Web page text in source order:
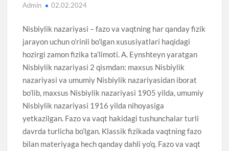
Admin 02.02.2024
Nisbiylik nazariyasi – fazo va vaqtning har qanday fizik
jarayon uchun o’rinli bo’lgan xususiyatlari haqidagi
hozirgi zamon fizika ta’limoti. A. Eynshteyn yaratgan
Nisbiylik nazariyasi 2 qismdan: maxsus Nisbiylik
nazariyasi va umumiy Nisbiylik nazariyasidan iborat
bo’lib, maxsus Nisbiylik nazariyasi 1905 yilda, umumiy
Nisbiylik nazariyasi 1916 yilda nihoyasiga
yetkazilgan. Fazo va vaqt hakidagi tushunchalar turli
davrda turlicha bo’lgan. Klassik fizikada vaqtning fazo
bilan materiyaga hech qanday dahli yo’q. Fazo va vaqt